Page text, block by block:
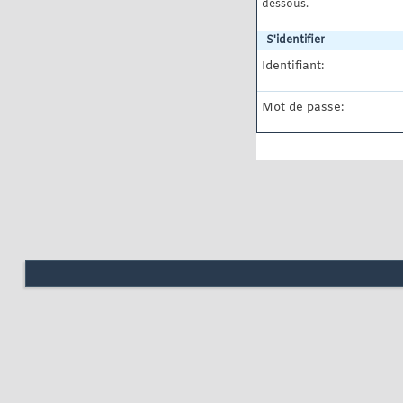
dessous.
S'identifier
Identifiant:
Mot de passe: